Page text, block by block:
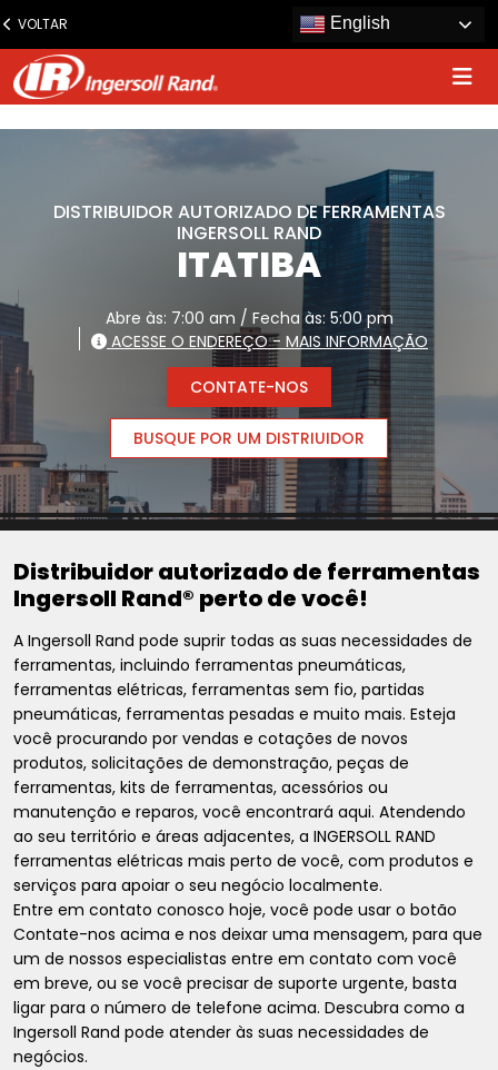
www.ingersollrand.com
Jump
content
VOLTAR English
DISTRIBUIDOR AUTORIZADO DE FERRAMENTAS
INGERSOLL RAND
ITATIBA
Abre às: 7:00 am / Fecha às: 5:00 pm
ACESSE O ENDEREÇO - MAIS INFORMAÇÃO
CONTATE-NOS
BUSQUE POR UM DISTRIUIDOR
Distribuidor autorizado de ferramentas
Ingersoll Rand® perto de você!
A Ingersoll Rand pode suprir todas as suas necessidades de
ferramentas, incluindo ferramentas pneumáticas,
ferramentas elétricas, ferramentas sem fio, partidas
pneumáticas, ferramentas pesadas e muito mais. Esteja
você procurando por vendas e cotações de novos
produtos, solicitações de demonstração, peças de
ferramentas, kits de ferramentas, acessórios ou
manutenção e reparos, você encontrará aqui. Atendendo
ao seu território e áreas adjacentes, a INGERSOLL RAND
ferramentas elétricas mais perto de você, com produtos e
serviços para apoiar o seu negócio localmente.
Entre em contato conosco hoje, você pode usar o botão
Contate-nos acima e nos deixar uma mensagem, para que
um de nossos especialistas entre em contato com você
em breve, ou se você precisar de suporte urgente, basta
ligar para o número de telefone acima. Descubra como a
Ingersoll Rand pode atender às suas necessidades de
negócios.